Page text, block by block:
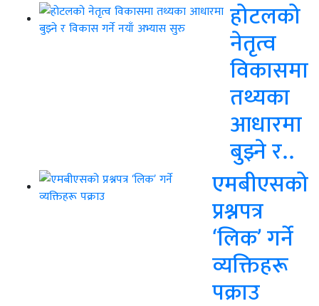
होटलको
नेतृत्व
विकासमा
तथ्यका
आधारमा
बुझ्ने र..
एमबीएसको
प्रश्नपत्र
‘लिक’ गर्ने
व्यक्तिहरू
पक्राउ